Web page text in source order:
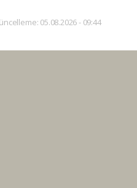
05.08.2026 - 09:44